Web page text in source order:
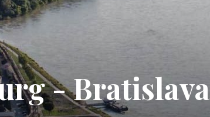
- Bratislava